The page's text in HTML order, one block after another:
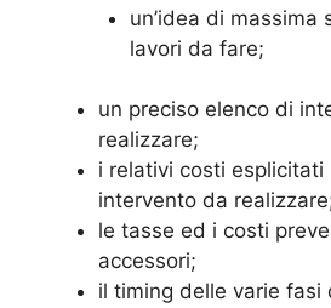
un’idea di massima
lavori da fare;
un preciso elenco di
realizzare;
i relativi costi esplicitati
intervento da
le tasse ed i costi
accessori;
il timing delle varie fasi